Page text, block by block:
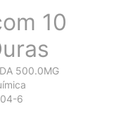
10
500.0MG
6